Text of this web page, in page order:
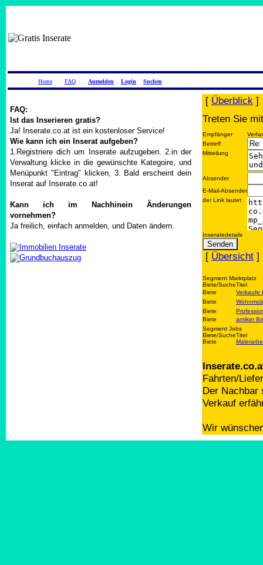
Home FAQ Anmelden Login Suchen
FAQ:
Ist das Inserieren gratis?
Ja! Inserate.co.at ist ein kostenloser Service!
Wie kann ich ein Inserat aufgeben?
1.Registriere dich um Inserate aufzugeben. 2.in der
Verwaltung klicke in die gewünschte Kategoire, und
Menüpunkt "Eintrag" klicken, 3. Bald erscheint dein
Inserat auf Inserate.co.at!
Kann ich im Nachhinein Änderungen
vornehmen?
Ja freilich, einfach anmelden, und Daten ändern.
[ Überblick
Treten Sie
Empfänger
Betreff
Mitteilung
Absender
E-Mail-Absender
der Link lautet
Inseratedetails
[ Übersicht
Segment Marktplatz
Biete/SucheTitel
Biete
Verkaufe
Biete
Biete
Biete
antiker
Segment Jobs
Biete/SucheTitel
Biete
Fahrten/
Der Nachbar
Verkauf
Wir